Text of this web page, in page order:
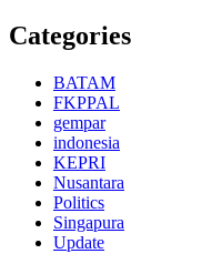
Categories
BATAM
FKPPAL
gempar
indonesia
KEPRI
Nusantara
Politics
Singapura
Update